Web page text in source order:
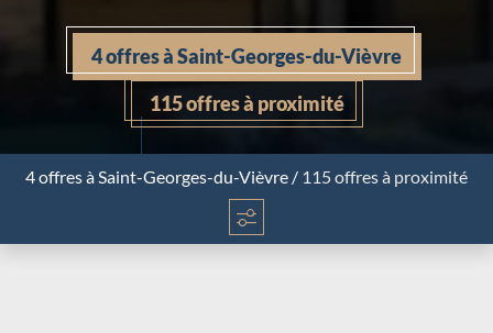
4 offres à Saint-Georges-du-Vièvre
115 offres à proximité
4 offresà Saint-Georges-du-Vièvre / 115 offres à proximité